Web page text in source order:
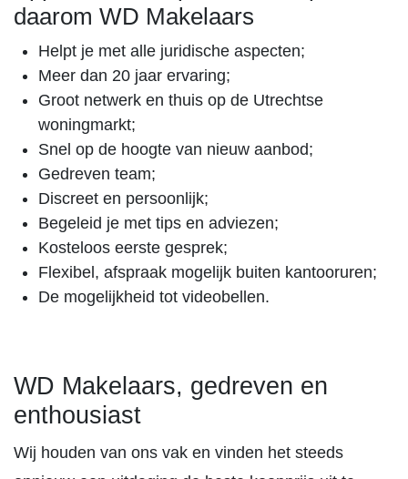
daarom WD Makelaars
Helpt je met alle juridische aspecten;
Meer dan 20 jaar ervaring;
Groot netwerk en thuis op de Utrechtse
woningmarkt;
Snel op de hoogte van nieuw aanbod;
Gedreven team;
Discreet en persoonlijk;
Begeleid je met tips en adviezen;
Kosteloos eerste gesprek;
Flexibel, afspraak mogelijk buiten kantooruren;
De mogelijkheid tot videobellen.
WD Makelaars, gedreven en
enthousiast
Wij houden van ons vak en vinden het steeds